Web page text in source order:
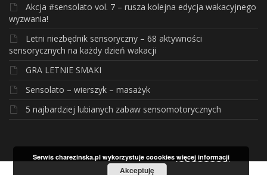
Akcja #sensolato vol. 7 – rusza kolejna edycja wakacyjnego
wyzwania!
Letni niezbędnik sensoryczny – 68 aktywności
sensorycznych na każdy dzień wakacji
GRA LETNIE SMAKI
Sensolato – wierszyk – masażyk
5 najbardziej lubianych zabaw sensomotorycznych
Serwis charezinska.pl wykorzystuje coookieswięcej informacji
Akceptuję